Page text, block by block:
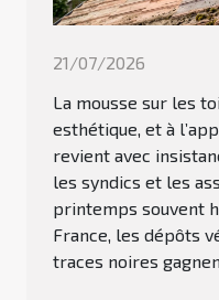
21/07/2026
La mousse sur les
esthétique, et à
revient avec
les syndics et les
printemps souvent
France, les dépôts
traces noires gagnent